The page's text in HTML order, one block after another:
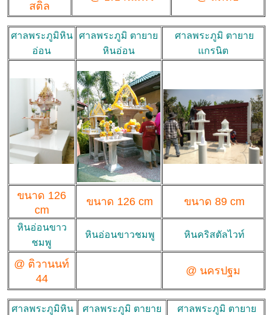
สติล
ศาลพระภูมิหิน
อ่อน
ศาลพระภูมิ ตายาย
หินอ่อน
ศาลพระภูมิ ตายาย
แกรนิต
ขนาด 126
cm
ขนาด 126 cm ขนาด 89 cm
หินอ่อนขาว
ชมพู
หินอ่อนขาวชมพู หินคริสตัลไวท์
@ ติวานนท์
44
@ นครปฐม
ศาลพระภูมิหิน
ศาลพระภูมิ ตายาย
ศาลพระภูมิ ตายาย